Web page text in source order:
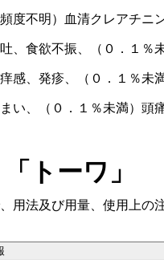
不明）血清クレアチニン
食欲不振、（０．１％
、発疹、（０．１％未
、（０．１％未満）頭
用法及び用量、使用上の
トーワ」